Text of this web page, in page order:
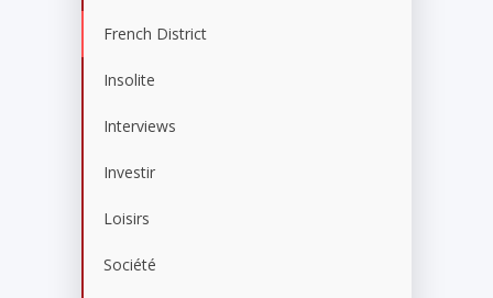
French District
Insolite
Interviews
Investir
Loisirs
Société